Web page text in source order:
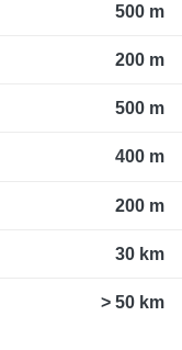
500 m
200 m
500 m
400 m
200 m
30 km
> 50 km